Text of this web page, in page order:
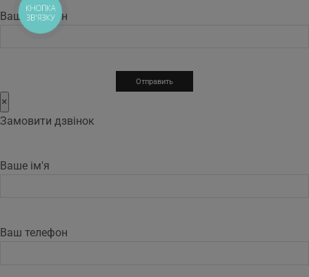
Ваш телефон
×
Замовити дзвінок
Ваше ім'я
Ваш телефон
КНОПКА
ЗВ'ЯЗКУ